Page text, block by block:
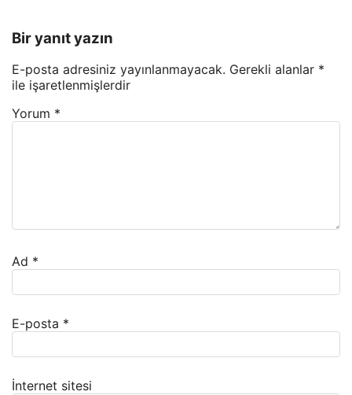
Bir yanıt yazın
E-posta adresiniz yayınlanmayacak. Gerekli alanlar *
ile işaretlenmişlerdir
Yorum *
Ad *
E-posta *
İnternet sitesi